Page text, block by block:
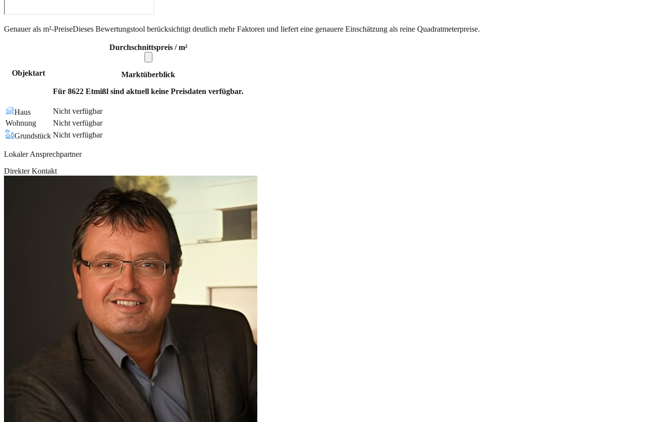
Genauer als m²-PreiseDieses Bewertungstool berücksichtigt deutlich mehr Faktoren und liefert eine genauere Einschätzung als reine Quadratmeterpreise.
Objektart
Durchschnittspreis / m²
Marktüberblick
Für 8622 Etmißl sind aktuell keine Preisdaten verfügbar.
Haus
Nicht verfügbar
Wohnung
Nicht verfügbar
Grundstück Nicht verfügbar
Lokaler Ansprechpartner
Direkter Kontakt